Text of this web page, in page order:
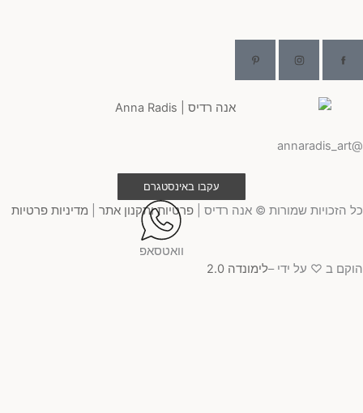
עקבו באינסטגרם
הזכויות שמורות © אנה רדיס | פרטיות ותקנון אתר| מדיניות פרטיות
ב ♡ על ידי – לימונדה 2.0
וואטסאפ